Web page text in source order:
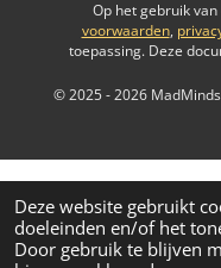
Deze website gebruikt
doeleinden en/of het
Door gebruik te blijven
Op het gebruik
voorwaarden,
toepassing. Deze
© 2025 - 2026